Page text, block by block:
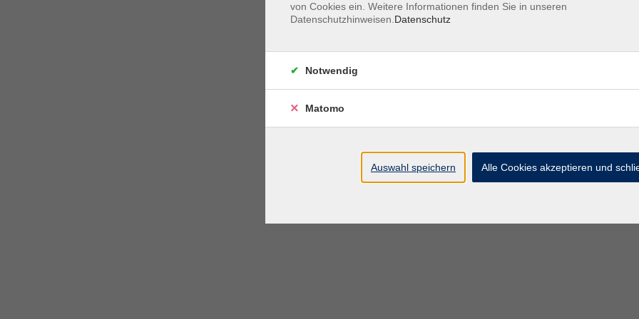
von Cookies ein. Weitere Informationen finden Sie in unseren
Datenschutzhinweisen. Datenschutz
Notwendig
Matomo
Auswahl speichern Alle Cookies akzeptieren und